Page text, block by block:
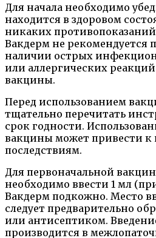
Для начала необходимо
находится в здоровом
никаких
Вакдерм не рекомендуется
наличии острых
или аллергических
вакцины.
Перед использованием
тщательно перечитать
срок годности.
вакцины может привести к
последствиям.
Для первоначальной
необходимо ввести 1 мл
Вакдерм подкожно. Место
следует предварительно
или антисептиком.
производится в